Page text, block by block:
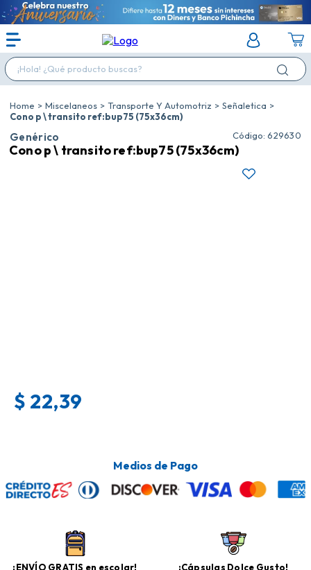
¡Hola! ¿Qué producto buscas?
Miscelaneos Transporte Y Automotriz
Señaletica
Cono p \ transito ref:bup75 (75x36cm)
Genérico : 629630
Cono p \ transito ref:bup75 (75x36cm)
$ 22,39
Medios de Pago
¡ENVÍO GRATIS en escolar!
¡Cápsulas Dolce Gusto!